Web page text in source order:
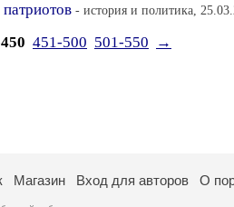
- история и политика,
451-500 501-550 →
Магазин Вход для авторов О